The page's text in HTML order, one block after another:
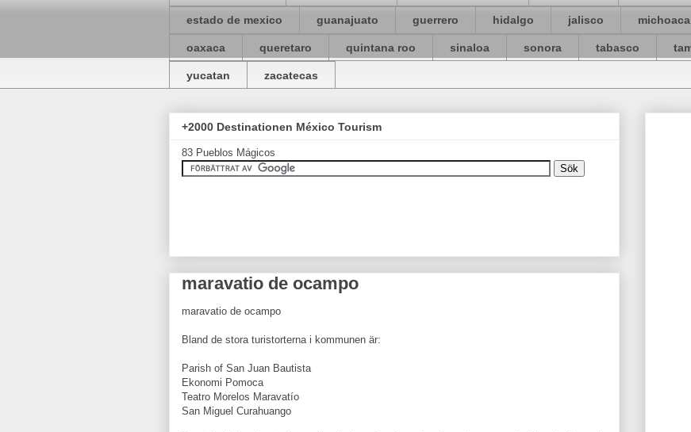
estado de mexico guanajuato guerrero hidalgo jalisco
oaxaca queretaro quintana roo sinaloa sonora tabasco
yucatan zacatecas
+2000 Destinationen México Tourism
83 Pueblos Mágicos
maravatio de ocampo
maravatio de ocampo
Bland de stora turistorterna i kommunen är:
Parish of San Juan Bautista
Ekonomi Pomoca
Teatro Morelos Maravatío
San Miguel Curahuango